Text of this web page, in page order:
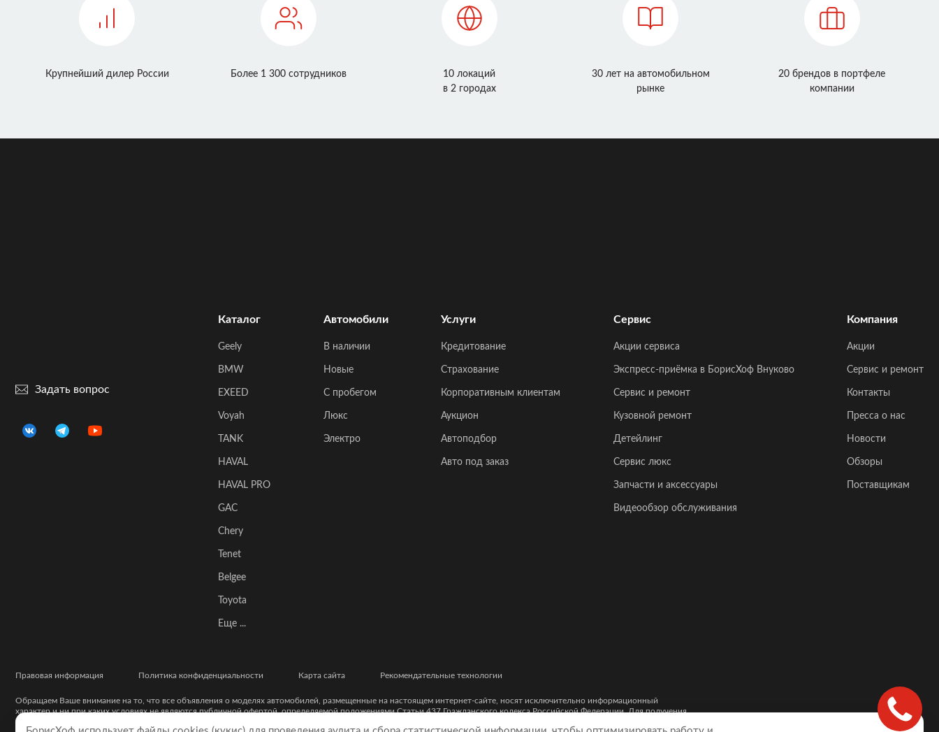
Крупнейший дилер России Более 1 300 сотрудников
10 локаций
в 2 городах
30 лет на автомобильном
рынке
20 брендов в портфеле
компании
Каталог
Geely
BMW
EXEED
Voyah
TANK
HAVAL
HAVAL PRO
GAC
Chery
Tenet
Belgee
Toyota
Еще ...
Автомобили
В наличии
Новые
C пробегом
Люкс
Электро
Услуги
Кредитование
Страхование
Корпоративным клиентам
Аукцион
Автоподбор
Авто под заказ
Сервис
Акции сервиса
Экспресс-приёмка в БорисХоф Внуково
Сервис и ремонт
Кузовной ремонт
Детейлинг
Сервис люкс
Запчасти и аксессуары
Видеообзор обслуживания
Компания
Акции
Сервис и ремонт
Контакты
Пресса о нас
Новости
Обзоры
Поставщикам
Задать вопрос
Правовая информация Политика конфиденциальности Карта сайта Рекомендательные технологии
Обращаем Ваше внимание на то, что все объявления о моделях автомобилей, размещенные на настоящем интернет-сайте, носят исключительно информационный
характер и ни при каких условиях не являются публичной офертой, определяемой положениями Статьи 437 Гражданского кодекса Российской Федерации. Для получения
точной информации о наличии моделей с требуемой комплектацией, техническими характеристиками и цветовыми сочетаниями, а также точной стоимости автомобилей,